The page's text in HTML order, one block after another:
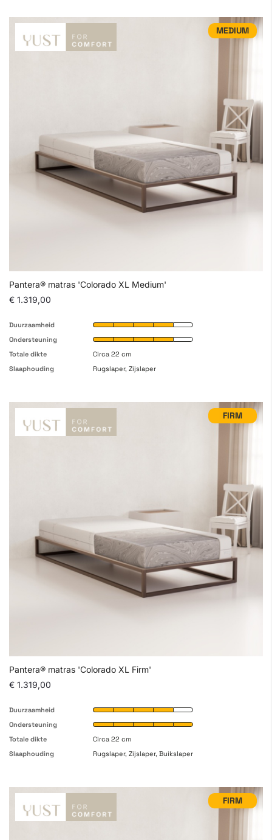
MEDIUM
Pantera® matras 'Colorado XL Medium'
€ 1.319,00
Duurzaamheid
Ondersteuning
Totale dikte
Circa 22 cm
Slaaphouding
Rugslaper, Zijslaper
FIRM
Pantera® matras 'Colorado XL Firm'
€ 1.319,00
Duurzaamheid
Ondersteuning
Totale dikte
Circa 22 cm
Slaaphouding
Rugslaper, Zijslaper, Buikslaper
FIRM